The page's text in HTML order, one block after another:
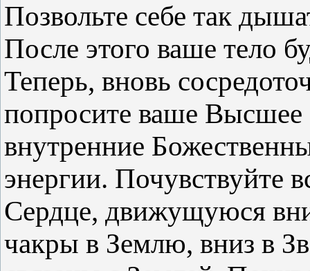
Позвольте себе так
После этого ваше тело
Теперь, вновь
попросите ваше
внутренние
энергии. Почувствуйте
Сердце, движущуюся
чакры в Землю, вниз в